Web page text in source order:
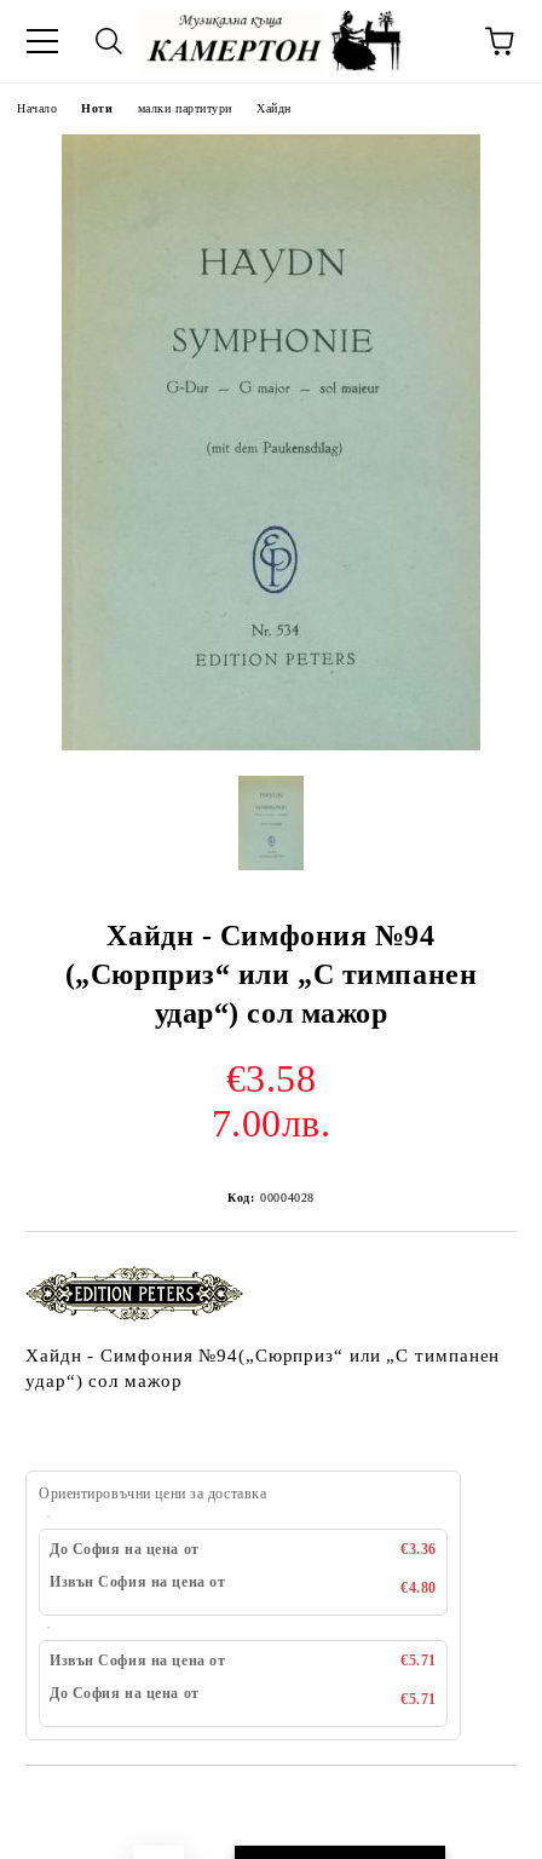
Начало Ноти малки партитури Хайдн
Хайдн - Симфония №94
(„Сюрприз“ или „С тимпанен
удар“) сол мажор
€3.58
7.00лв.
Код: 00004028
Хайдн - Симфония №94(„Сюрприз“ или „С тимпанен
удар“) сол мажор
Ориентировъчни цени за доставка
До София на цена от
€3.36
Извън София на цена от
€4.80
Извън София на цена от
€5.71
До София на цена от
€5.71